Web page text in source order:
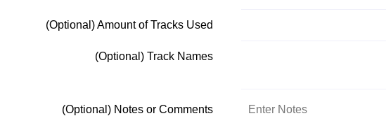
(Optional) Amount of Tracks Used
(Optional) Track Names
(Optional) Notes or Comments